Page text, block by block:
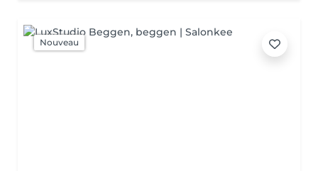
Nouveau